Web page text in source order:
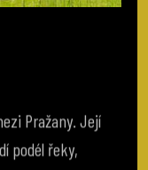
podél řeky,
aktivit. Zdejší